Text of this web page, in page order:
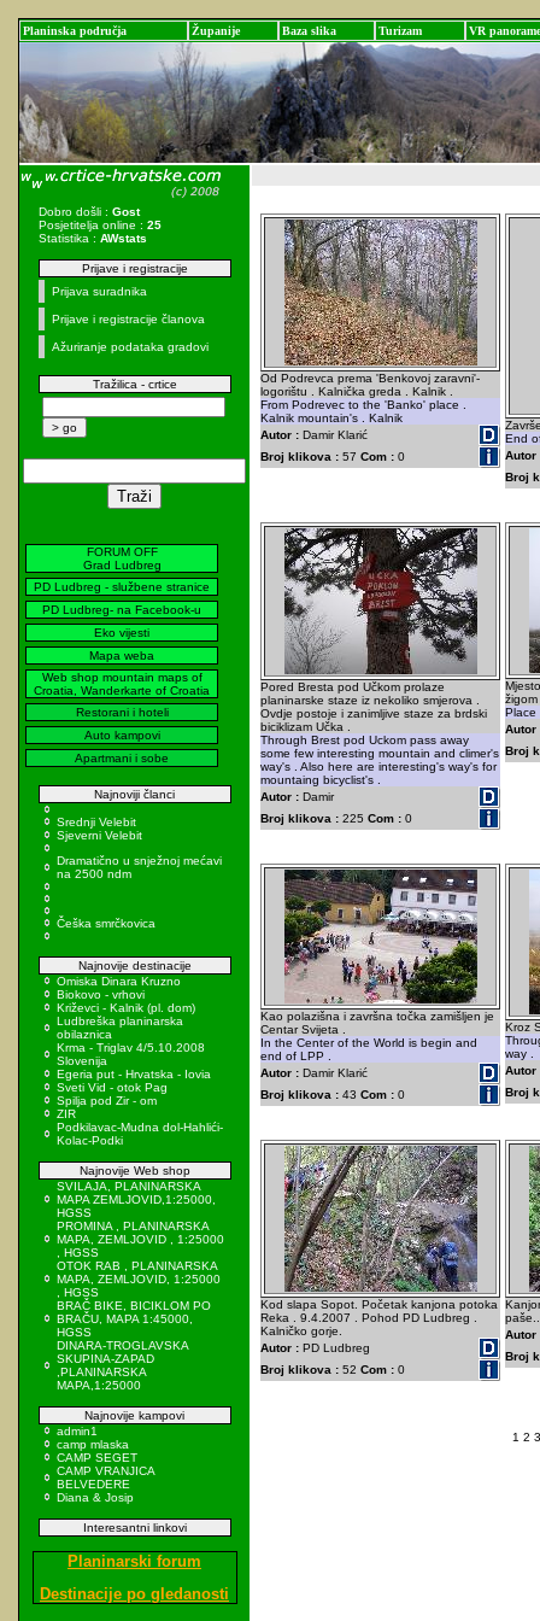
Planinska područja Županije Baza slika Turizam VR panorame
Dobro došli : Gost
Posjetitelja online : 25
Statistika : AWstats
Prijave i registracije
Prijava suradnika
Prijave i registracije članova
Ažuriranje podataka gradovi
Tražilica - crtice
FORUM OFF
Grad Ludbreg
PD Ludbreg - službene stranice
PD Ludbreg- na Facebook-u
Eko vijesti
Mapa weba
Web shop mountain maps of
Croatia, Wanderkarte of Croatia
Restorani i hoteli
Auto kampovi
Apartmani i sobe
Najnoviji članci
Srednji Velebit
Sjeverni Velebit
Dramatično u snježnoj mećavi
na 2500 ndm
Češka smrčkovica
Najnovije destinacije
Omiska Dinara Kruzno
Biokovo - vrhovi
Križevci - Kalnik (pl. dom)
Ludbreška planinarska
obilaznica
Krma - Triglav 4/5.10.2008
Slovenija
Egeria put - Hrvatska - Iovia
Sveti Vid - otok Pag
Spilja pod Zir - om
ZIR
Podkilavac-Mudna dol-Hahlići-
Kolac-Podki
Najnovije Web shop
SVILAJA, PLANINARSKA
MAPA ZEMLJOVID,1:25000,
HGSS
PROMINA , PLANINARSKA
MAPA, ZEMLJOVID , 1:25000
, HGSS
OTOK RAB , PLANINARSKA
MAPA, ZEMLJOVID, 1:25000
, HGSS
BRAČ BIKE, BICIKLOM PO
BRAČU, MAPA 1:45000,
HGSS
DINARA-TROGLAVSKA
SKUPINA-ZAPAD
,PLANINARSKA
MAPA,1:25000
Najnovije kampovi
admin1
camp mlaska
CAMP SEGET
CAMP VRANJICA
BELVEDERE
Diana & Josip
Interesantni linkovi
Planinarski forum
Destinacije po gledanosti
Od Podrevca prema 'Benkovoj zaravni'-
logorištu . Kalnička greda . Kalnik .
From Podrevec to the 'Banko' place .
Kalnik mountain's . Kalnik
Autor : Damir Klarić
Broj klikova : 57 Com : 0
End
Autor
Broj
Pored Bresta pod Učkom prolaze
planinarske staze iz nekoliko smjerova .
Ovdje postoje i zanimljive staze za brdski
biciklizam Učka .
Through Brest pod Uckom pass away
some few interesting mountain and climer's
way's . Also here are interesting's way's for
mountaing bicyclist's .
Autor : Damir
Broj klikova : 225 Com : 0
Place
Autor
Broj
Kao polazišna i završna točka zamišljen je
Centar Svijeta .
In the Center of the World is begin and
end of LPP .
Autor : Damir Klarić
Broj klikova : 43 Com : 0
Kroz
way .
Autor
Broj
Kod slapa Sopot. Početak kanjona potoka
Reka . 9.4.2007 . Pohod PD Ludbreg .
Kalničko gorje.
Autor : PD Ludbreg
Broj klikova : 52 Com : 0
Autor
Broj
1 2